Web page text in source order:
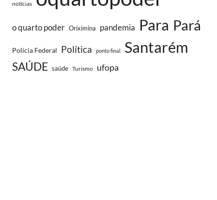
notícias
o quarto poder Oriximina pandemia Para Pará
Polícia Federal Política ponto final Santarém
SAÚDE saúde Turismo ufopa